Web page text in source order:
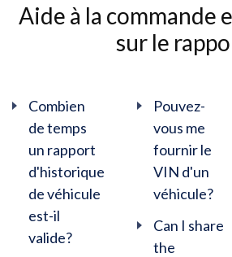
Aide à la commande
sur le
Combien
de temps
un rapport
d'historique
de véhicule
est-il
valide?
Pouvez-
vous me
fournir le
VIN d'un
véhicule?
Can I share
the